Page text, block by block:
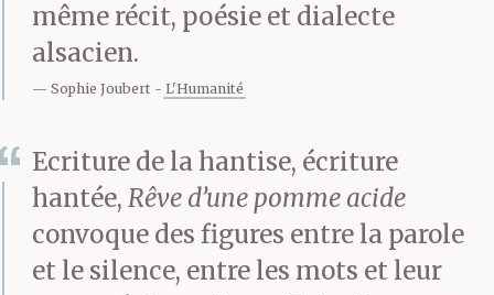
ne se battent pas. Elles
savent : quoi qu’elles
prioritaire pour la télé.
Elles préfèrent faire
autre chose, même si
même récit, poésie et dialecte
alsacien.
Sophie Joubert L'Humanité
Ecriture de la hantise, écriture
hantée, Rêve d’une pomme acide
convoque des figures entre la parole
et le silence, entre les mots et leur